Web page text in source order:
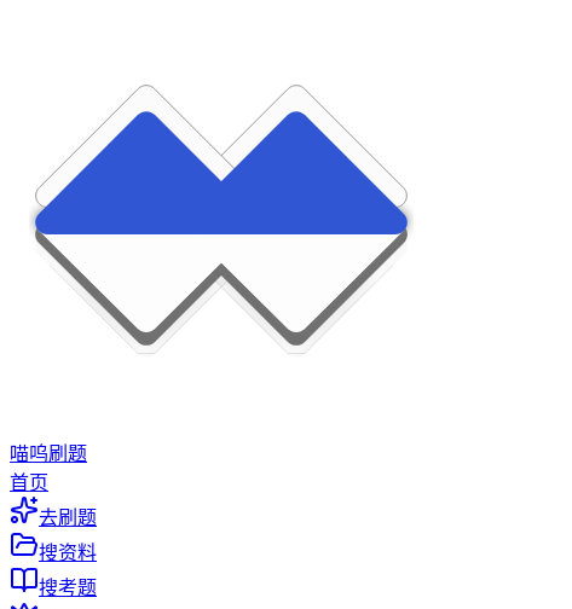
喵呜刷题
首页
去刷题
搜资料
搜考题